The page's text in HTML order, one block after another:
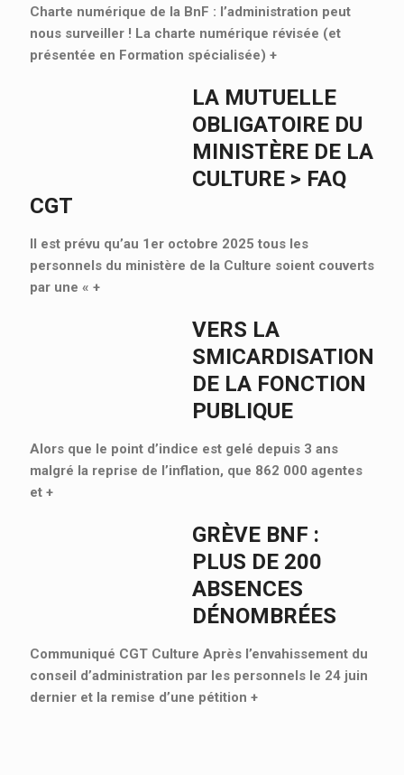
Charte numérique de la BnF : l’administration peut
nous surveiller ! La charte numérique révisée (et
présentée en Formation spécialisée) +
LA MUTUELLE
OBLIGATOIRE DU
MINISTÈRE DE LA
CULTURE > FAQ
CGT
Il est prévu qu’au 1er octobre 2025 tous les
personnels du ministère de la Culture soient couverts
par une « +
VERS LA
SMICARDISATION
DE LA FONCTION
PUBLIQUE
Alors que le point d’indice est gelé depuis 3 ans
malgré la reprise de l’inflation, que 862 000 agentes
et +
GRÈVE BNF :
PLUS DE 200
ABSENCES
DÉNOMBRÉES
Communiqué CGT Culture Après l’envahissement du
conseil d’administration par les personnels le 24 juin
dernier et la remise d’une pétition +